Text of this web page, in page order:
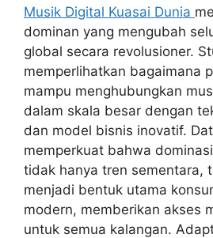
Musik Digital Kuasai Dunia
dominan yang mengubah
global secara revolusioner.
memperlihatkan bagaimana
mampu menghubungkan
dalam skala besar dengan
dan model bisnis inovatif.
memperkuat bahwa
tidak hanya tren sementara,
menjadi bentuk utama
modern, memberikan akses
untuk semua kalangan.